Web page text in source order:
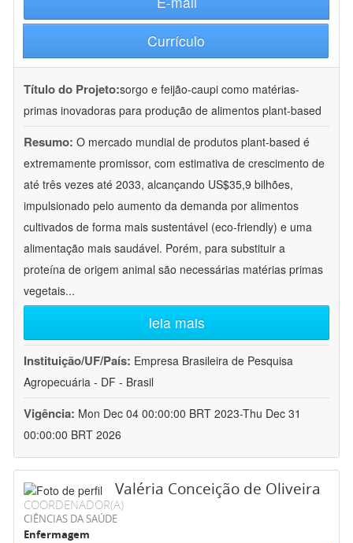
Currículo
Título do Projeto:sorgo e feijão-caupi como matérias-
primas inovadoras para produção de alimentos plant-based
Resumo: O mercado mundial de produtos plant-based é
extremamente promissor, com estimativa de crescimento de
até três vezes até 2033, alcançando US$35,9 bilhões,
impulsionado pelo aumento da demanda por alimentos
cultivados de forma mais sustentável (eco-friendly) e uma
alimentação mais saudável. Porém, para substituir a
proteína de origem animal são necessárias matérias primas
vegetais...
leia mais
Instituição/UF/País: Empresa Brasileira de Pesquisa
Agropecuária - DF - Brasil
Vigência: Mon Dec 04 00:00:00 BRT 2023-Thu Dec 31
00:00:00 BRT 2026
Valéria Conceição de Oliveira
COORDENADOR(A)
CIÊNCIAS DA SAÚDE
Enfermagem